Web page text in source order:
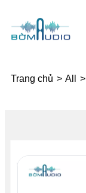
Trang chủ > All >